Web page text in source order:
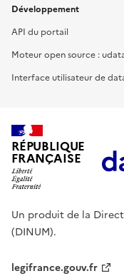
Développement
API du portail
Moteur open source :
Interface utilisateur de
RÉPUBLIQUE
FRANÇAISE
Un produit de la
(DINUM).
legifrance.gouv.fr